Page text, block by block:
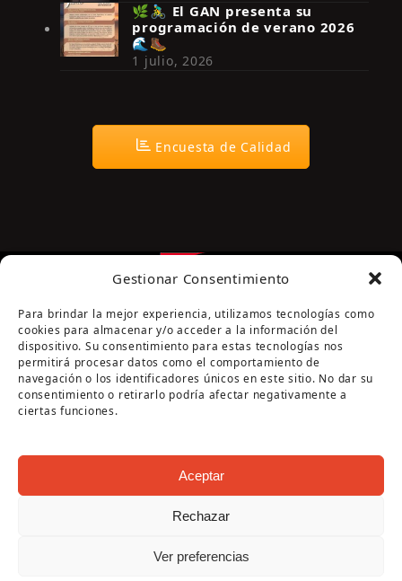
Gestionar Consentimiento
Para brindar la mejor experiencia, utilizamos tecnologías como
cookies para almacenar y/o acceder a la información del
dispositivo. Su consentimiento para estas tecnologías nos
permitirá procesar datos como el comportamiento de
navegación o los identificadores únicos en este sitio. No dar su
consentimiento o retirarlo podría afectar negativamente a
ciertas funciones.
Aceptar
Rechazar
Ver preferencias
🌿🚴‍♂️ El GAN presenta su
programación de verano 2026
🌊🥾
1 julio, 2026
Encuesta de Calidad
Página cofinanciada por la Diputación de Córdoba
Copyright Oficina de Turismo - Ayuntamiento de